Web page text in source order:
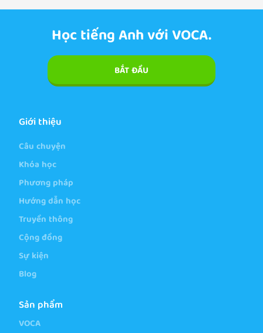
Học tiếng Anh với VOCA.
BẮT ĐẦU
Giới thiệu
Câu chuyện
Khóa học
Phương pháp
Hướng dẫn học
Truyền thông
Cộng đồng
Sự kiện
Blog
Sản phẩm
VOCA